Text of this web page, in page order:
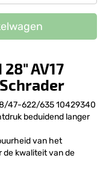
AV17
47-622/635 10429340
beduidend langer
van het
de kwaliteit van de